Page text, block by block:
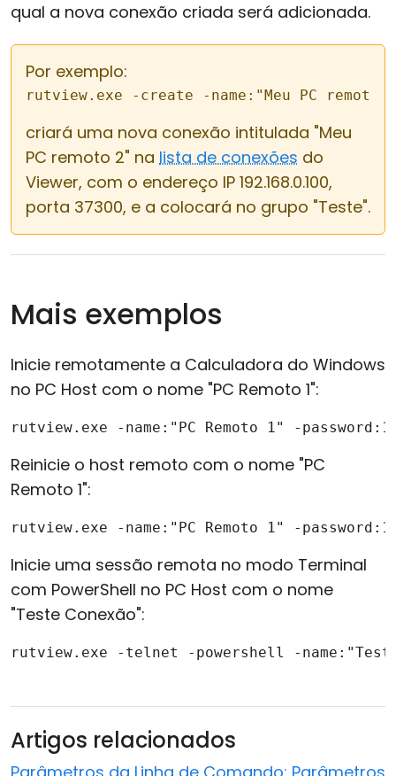
qual a nova conexão criada será adicionada.
Por exemplo:
rutview.exe -create -name:"Meu PC
criará uma nova conexão intitulada "Meu
PC remoto 2" na lista de conexões do
Viewer, com o endereço IP 192.168.0.100,
porta 37300, e a colocará no grupo "Teste".
Mais exemplos
Inicie remotamente a Calculadora do Windows
no PC Host com o nome "PC Remoto 1":
rutview.exe -name:"PC Remoto 1" -
Reinicie o host remoto com o nome "PC
Remoto 1":
rutview.exe -name:"PC Remoto 1" -
Inicie uma sessão remota no modo Terminal
com PowerShell no PC Host com o nome
"Teste Conexão":
rutview.exe -telnet -powershell -name:"Teste
Artigos relacionados